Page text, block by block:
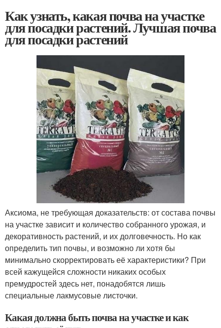
Как узнать, какая почва на участке
для посадки растений. Лучшая почва
для посадки растений
Аксиома, не требующая доказательств: от состава почвы
на участке зависит и количество собранного урожая, и
декоративность растений, и их долговечность. Но как
определить тип почвы, и возможно ли хотя бы
минимально скорректировать её характеристики? При
всей кажущейся сложности никаких особых
премудростей здесь нет, понадобятся лишь
специальные лакмусовые листочки.
Какая должна быть почва на участке и как